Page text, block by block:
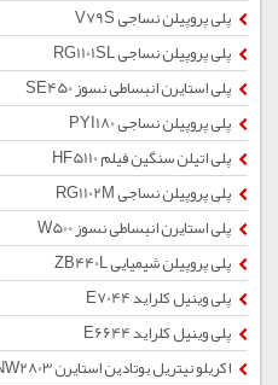
پلی پروپیلن نساجی V79S
پلی پروپیلن نساجی RG1101SL
پلی استایرن انبساطی نسوز SE450
پلی پروپیلن نساجی PYI180
پلی اتیلن سنگین فیلم HF5110
پلی پروپیلن نساجی RG1102M
پلی استایرن انبساطی نسوز W500
پلی پروپیلن شیمیایی ZB440L
پلی وینیل کلراید E7044
پلی وینیل کلراید E6644
اکریلو نیتریل بوتادین استایرن SV0157NW2803